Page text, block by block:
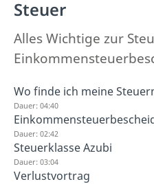
Steuer
Alles Wichtige zur
Wo finde ich meine
Dauer: 04:40
Dauer: 02:42
Steuerklasse Azubi
Dauer: 03:04
Verlustvortrag